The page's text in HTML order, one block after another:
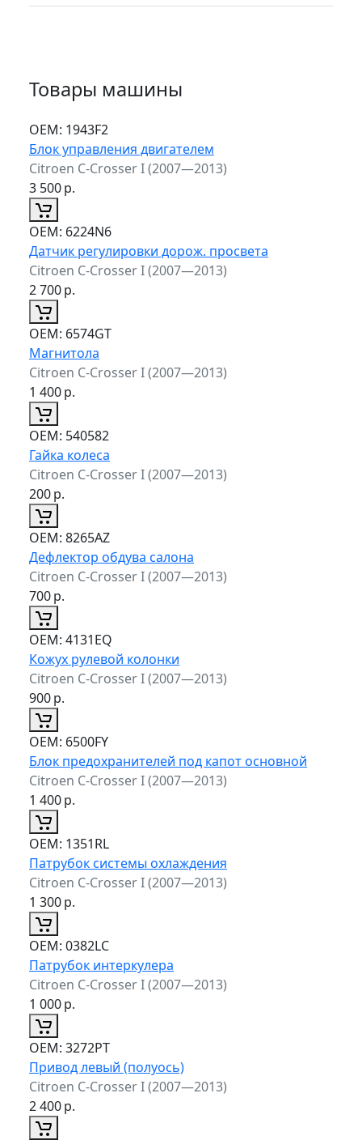
Товары машины
ОЕМ: 1943F2
Блок управления двигателем
Citroen C-Crosser I (2007—2013)
3 500р.
ОЕМ: 6224N6
Датчик регулировки дорож. просвета
Citroen C-Crosser I (2007—2013)
2 700р.
ОЕМ: 6574GT
Магнитола
Citroen C-Crosser I (2007—2013)
1 400р.
ОЕМ: 540582
Гайка колеса
Citroen C-Crosser I (2007—2013)
200р.
ОЕМ: 8265AZ
Дефлектор обдува салона
Citroen C-Crosser I (2007—2013)
700р.
ОЕМ: 4131EQ
Кожух рулевой колонки
Citroen C-Crosser I (2007—2013)
900р.
ОЕМ: 6500FY
Блок предохранителей под капот основной
Citroen C-Crosser I (2007—2013)
1 400р.
ОЕМ: 1351RL
Патрубок системы охлаждения
Citroen C-Crosser I (2007—2013)
1 300р.
ОЕМ: 0382LC
Патрубок интеркулера
Citroen C-Crosser I (2007—2013)
1 000р.
ОЕМ: 3272PT
Привод левый (полуось)
Citroen C-Crosser I (2007—2013)
2 400р.